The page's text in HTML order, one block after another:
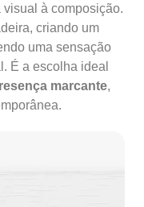
à composição.
criando um
uma sensação
É a escolha ideal
marcante,